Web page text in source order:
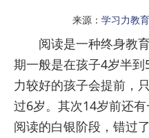
来源： 学习力教
阅读是一种终身教育
期一般是在孩子4岁半
力较好的孩子会提前，
过6岁。其次14岁前还
阅读的白银阶段，错过